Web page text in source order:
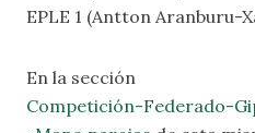
EPLE 1 (Antton Aranburu-
En la sección
Competición-Federado-